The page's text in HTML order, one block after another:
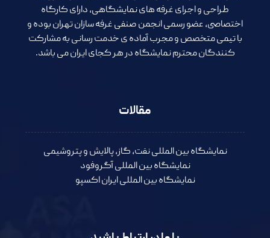
طراحی و اجرای غرفه های نمایشگاهی، دارای کارگاه
اختصاصی، عضو رسمی انجمن صنفی غرفه سازان تهران بوده و
با تیمی متخصص و مجرب آماده ی خدمت رسانی به مشارکت
کنندگان محترم نمایشگاه در هر کجای ایران می باشد.
مقالات
نمایشگاه بین المللی نفت، گاز، پالایش و پتروشیمی
نمایشگاه بین المللی آگروفود
نمایشگاه بین المللی ایران اکسپو